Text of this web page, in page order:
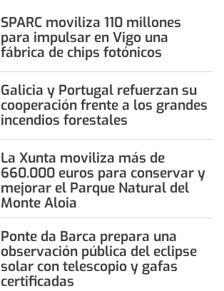
SPARC moviliza 110 millones
para impulsar en Vigo una
fábrica de chips fotónicos
Galicia y Portugal refuerzan su
cooperación frente a los grandes
incendios forestales
La Xunta moviliza más de
660.000 euros para conservar y
mejorar el Parque Natural del
Monte Aloia
Ponte da Barca prepara una
observación pública del eclipse
solar con telescopio y gafas
certificadas